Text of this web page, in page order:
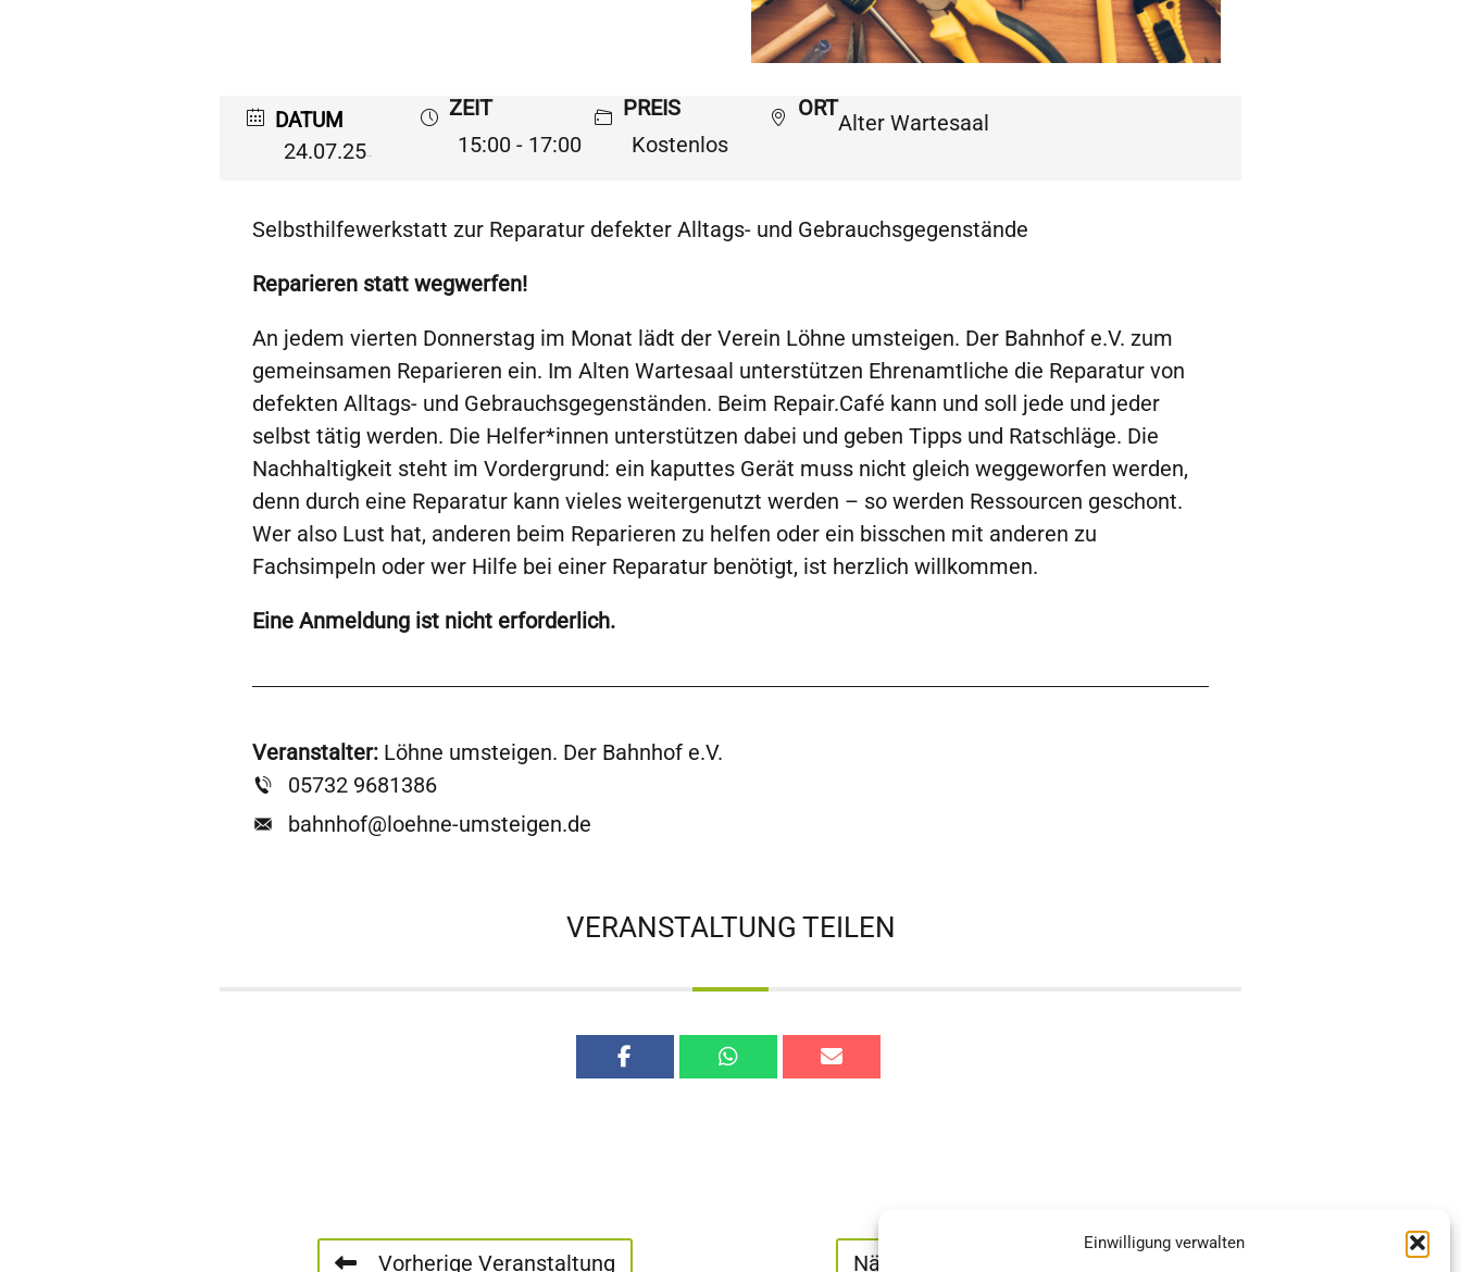
Einwilligung verwalten
DATUM
24.07.25
ZEIT
15:00 - 17:00
PREIS
Kostenlos
ORT
Alter Wartesaal
Selbsthilfewerkstatt zur Reparatur defekter Alltags- und Gebrauchsgegenstände
Reparieren statt wegwerfen!
An jedem vierten Donnerstag im Monat lädt der Verein Löhne umsteigen. Der Bahnhof e.V. zum
gemeinsamen Reparieren ein. Im Alten Wartesaal unterstützen Ehrenamtliche die Reparatur von
defekten Alltags- und Gebrauchsgegenständen. Beim Repair.Café kann und soll jede und jeder
selbst tätig werden. Die Helfer*innen unterstützen dabei und geben Tipps und Ratschläge. Die
Nachhaltigkeit steht im Vordergrund: ein kaputtes Gerät muss nicht gleich weggeworfen werden,
denn durch eine Reparatur kann vieles weitergenutzt werden – so werden Ressourcen geschont.
Wer also Lust hat, anderen beim Reparieren zu helfen oder ein bisschen mit anderen zu
Fachsimpeln oder wer Hilfe bei einer Reparatur benötigt, ist herzlich willkommen.
Eine Anmeldung ist nicht erforderlich.
Veranstalter: Löhne umsteigen. Der Bahnhof e.V.
05732 9681386
bahnhof@loehne-umsteigen.de
VERANSTALTUNG TEILEN
Vorherige Veranstaltung Nächste Veranstaltung